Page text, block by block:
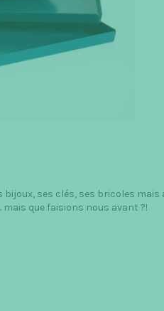
ses clés, ses bricoles
que faisions nous avant ?!